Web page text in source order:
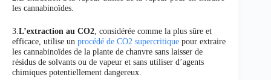
les cannabinoïdes.
3.L’extraction au CO2, considérée comme la plus sûre et
efficace, utilise un procédé de CO2 supercritique pour extraire
les cannabinoïdes de la plante de chanvre sans laisser de
résidus de solvants ou de vapeur et sans utiliser d’agents
chimiques potentiellement dangereux.